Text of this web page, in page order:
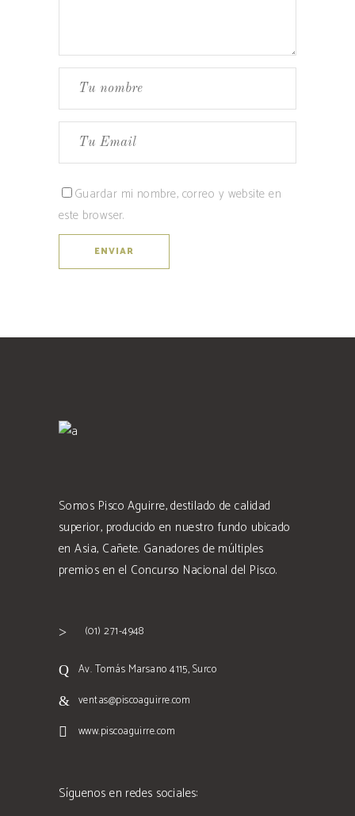
Guardar mi nombre, correo y website en
este browser.
Somos Pisco Aguirre, destilado de calidad
superior, producido en nuestro fundo ubicado
en Asia, Cañete. Ganadores de múltiples
premios en el Concurso Nacional del Pisco.
(01) 271-4948
Av. Tomás Marsano 4115, Surco
ventas@piscoaguirre.com
www.piscoaguirre.com
Síguenos en redes sociales: